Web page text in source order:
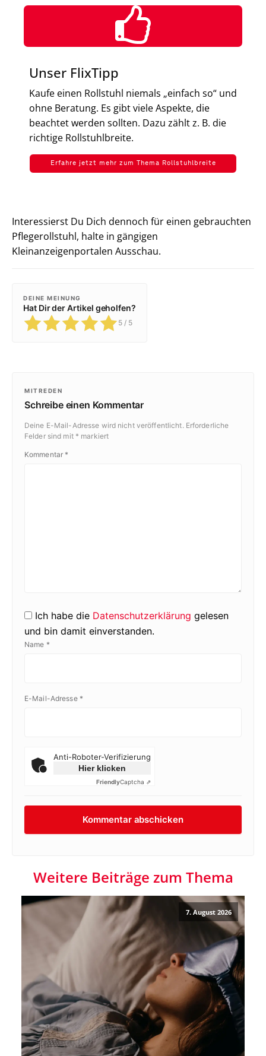
Unser FlixTipp
Kaufe einen Rollstuhl niemals „einfach so“ und
ohne Beratung. Es gibt viele Aspekte, die
beachtet werden sollten. Dazu zählt z. B. die
richtige Rollstuhlbreite.
Erfahre jetzt mehr zum Thema Rollstuhlbreite
Interessierst Du Dich dennoch für einen gebrauchten
Pflegerollstuhl, halte in gängigen
Kleinanzeigenportalen Ausschau.
DEINE MEINUNG
Hat Dir der Artikel geholfen?
5 / 5
MITREDEN
Schreibe einen Kommentar
Deine E-Mail-Adresse wird nicht veröffentlicht. Erforderliche
Felder sind mit * markiert
Kommentar *
Ich habe die Datenschutzerklärung gelesen
und bin damit einverstanden.
Name *
E-Mail-Adresse *
Anti-Roboter-Verifizierung
Hier klicken
FriendlyCaptcha ⇗
Weitere Beiträge zum Thema
7. August 2026